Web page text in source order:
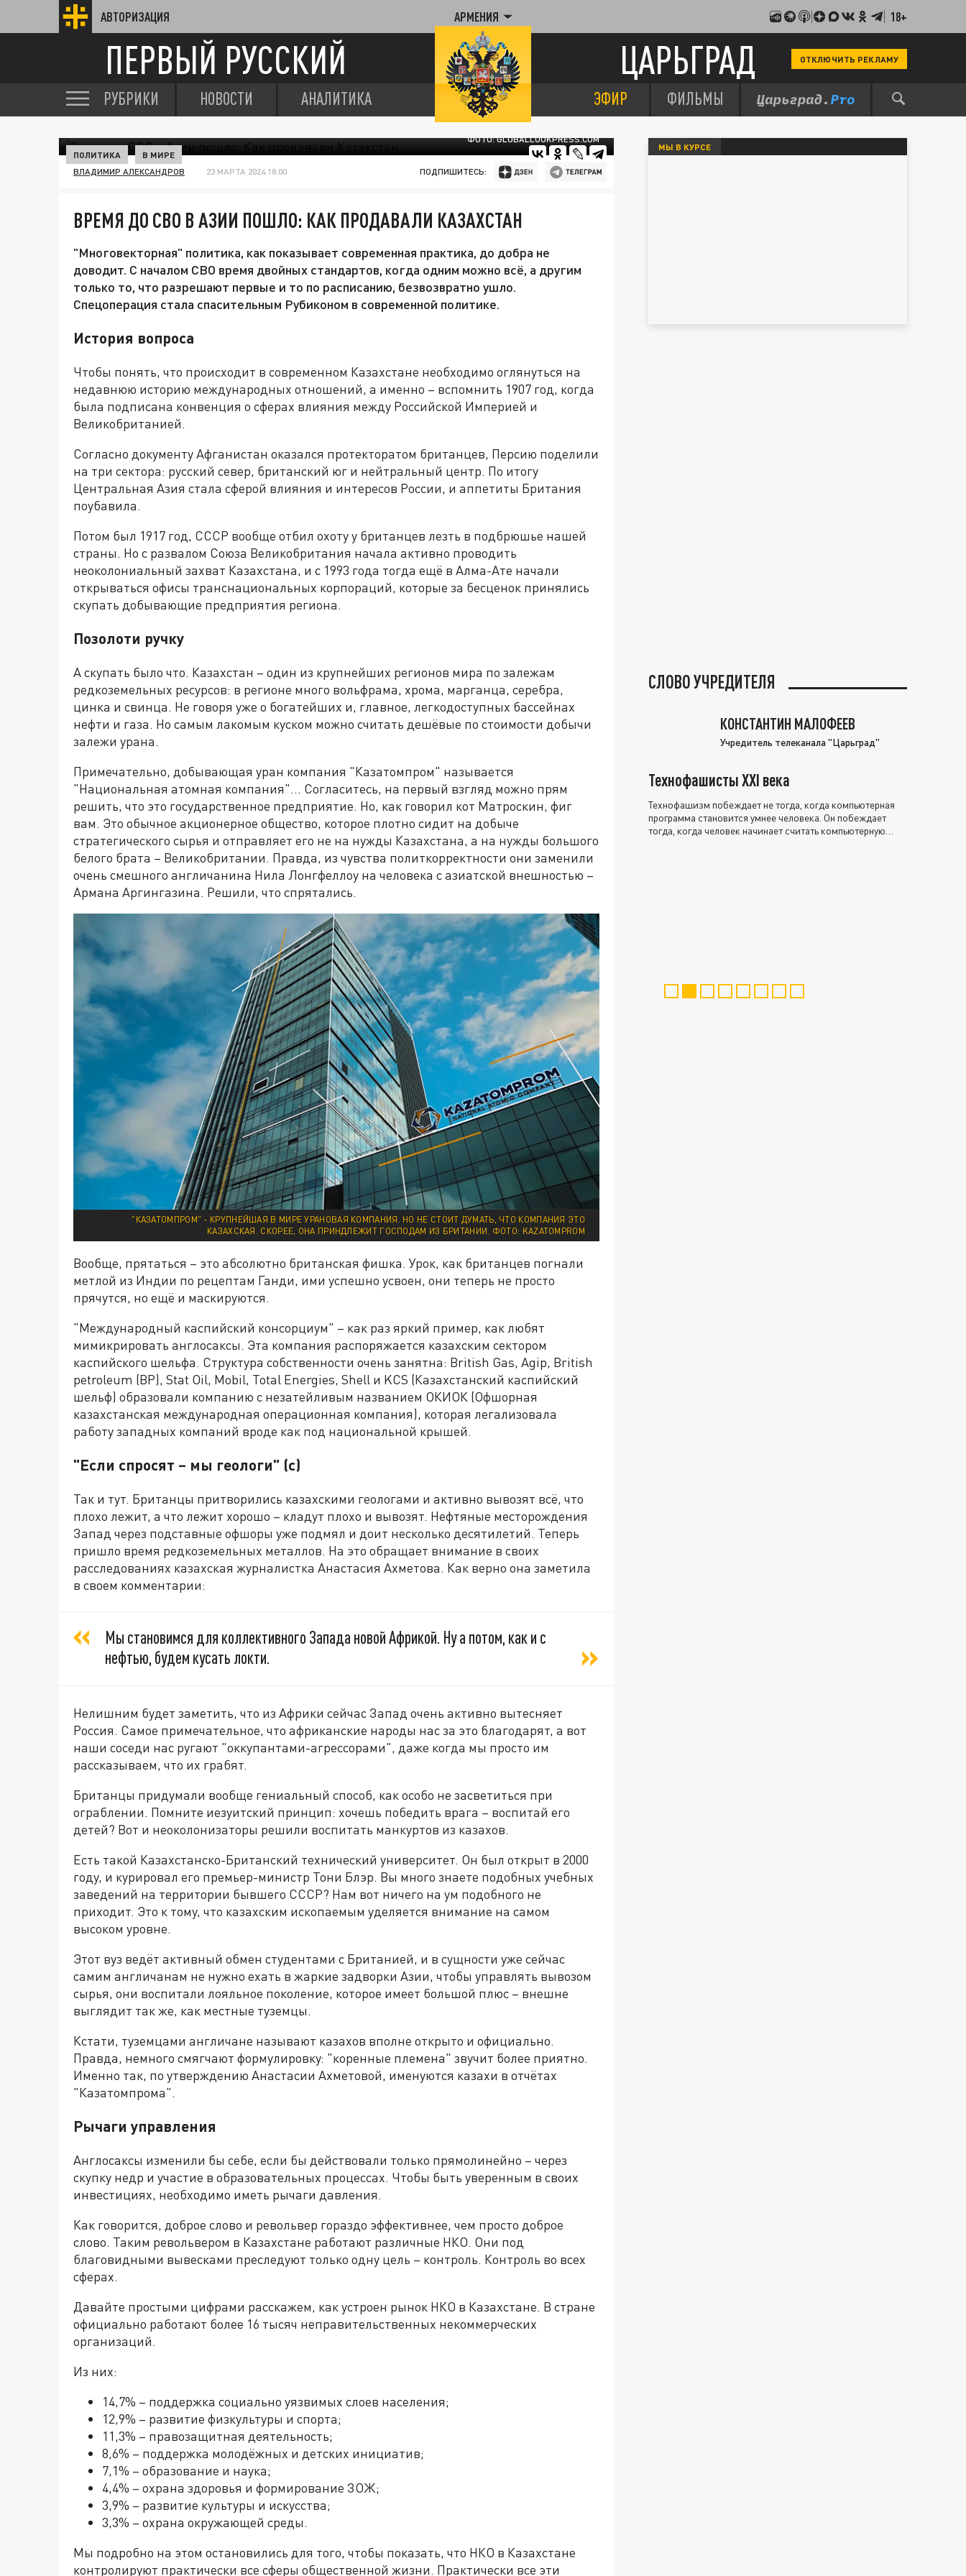
АВТОРИЗАЦИЯ АРМЕНИЯ 18+
ПЕРВЫЙ РУССКИЙ ЦАРЬГРАД ОТКЛЮЧИТЬ РЕКЛАМУ
РУБРИКИ НОВОСТИ АНАЛИТИКА ЭФИР ФИЛЬМЫ
ФОТО: GLOBALLOOKPRESS.COM
ПОЛИТИКА В МИРЕ
ВЛАДИМИР АЛЕКСАНДРОВ 23 МАРТА 2024 18:00 ПОДПИШИТЕСЬ:
ВРЕМЯ ДО СВО В АЗИИ ПОШЛО: КАК ПРОДАВАЛИ КАЗАХСТАН
"Многовекторная" политика, как показывает современная практика, до добра не
доводит. С началом СВО время двойных стандартов, когда одним можно всё, а другим
только то, что разрешают первые и то по расписанию, безвозвратно ушло.
Спецоперация стала спасительным Рубиконом в современной политике.
История вопроса
Чтобы понять, что происходит в современном Казахстане необходимо оглянуться на
недавнюю историю международных отношений, а именно – вспомнить 1907 год, когда
была подписана конвенция о сферах влияния между Российской Империей и
Великобританией.
Согласно документу Афганистан оказался протекторатом британцев, Персию поделили
на три сектора: русский север, британский юг и нейтральный центр. По итогу
Центральная Азия стала сферой влияния и интересов России, и аппетиты Британия
поубавила.
Потом был 1917 год, СССР вообще отбил охоту у британцев лезть в подбрюшье нашей
страны. Но с развалом Союза Великобритания начала активно проводить
неоколониальный захват Казахстана, и с 1993 года тогда ещё в Алма-Ате начали
открываться офисы транснациональных корпораций, которые за бесценок принялись
скупать добывающие предприятия региона.
Позолоти ручку
А скупать было что. Казахстан – один из крупнейших регионов мира по залежам
редкоземельных ресурсов: в регионе много вольфрама, хрома, марганца, серебра,
цинка и свинца. Не говоря уже о богатейших и, главное, легкодоступных бассейнах
нефти и газа. Но самым лакомым куском можно считать дешёвые по стоимости добычи
залежи урана.
Примечательно, добывающая уран компания "Казатомпром" называется
"Национальная атомная компания"… Согласитесь, на первый взгляд можно прям
решить, что это государственное предприятие. Но, как говорил кот Матроскин, фиг
вам. Это обычное акционерное общество, которое плотно сидит на добыче
стратегического сырья и отправляет его не на нужды Казахстана, а на нужды большого
белого брата – Великобритании. Правда, из чувства политкорректности они заменили
очень смешного англичанина Нила Лонгфеллоу на человека с азиатской внешностью –
Армана Аргингазина. Решили, что спрятались.
"КАЗАТОМПРОМ" - КРУПНЕЙШАЯ В МИРЕ УРАНОВАЯ КОМПАНИЯ. НО НЕ СТОИТ ДУМАТЬ, ЧТО КОМПАНИЯ ЭТО
КАЗАХСКАЯ. СКОРЕЕ, ОНА ПРИНДЛЕЖИТ ГОСПОДАМ ИЗ БРИТАНИИ. ФОТО: KAZATOMPROM
Вообще, прятаться – это абсолютно британская фишка. Урок, как британцев погнали
метлой из Индии по рецептам Ганди, ими успешно усвоен, они теперь не просто
прячутся, но ещё и маскируются.
"Международный каспийский консорциум" – как раз яркий пример, как любят
мимикрировать англосаксы. Эта компания распоряжается казахским сектором
каспийского шельфа. Структура собственности очень занятна: British Gas, Agip, British
petroleum (BP), Stat Oil, Mobil, Total Energies, Shell и KCS (Казахстанский каспийский
шельф) образовали компанию с незатейливым названием ОКИОК (Офшорная
казахстанская международная операционная компания), которая легализовала
работу западных компаний вроде как под национальной крышей.
"Если спросят – мы геологи" (с)
Так и тут. Британцы притворились казахскими геологами и активно вывозят всё, что
плохо лежит, а что лежит хорошо – кладут плохо и вывозят. Нефтяные месторождения
Запад через подставные офшоры уже подмял и доит несколько десятилетий. Теперь
пришло время редкоземельных металлов. На это обращает внимание в своих
расследованиях казахская журналистка Анастасия Ахметова. Как верно она заметила
в своем комментарии:
Мы становимся для коллективного Запада новой Африкой. Ну а потом, как и с
нефтью, будем кусать локти.
Нелишним будет заметить, что из Африки сейчас Запад очень активно вытесняет
Россия. Самое примечательное, что африканские народы нас за это благодарят, а вот
наши соседи нас ругают "оккупантами-агрессорами", даже когда мы просто им
рассказываем, что их грабят.
Британцы придумали вообще гениальный способ, как особо не засветиться при
ограблении. Помните иезуитский принцип: хочешь победить врага – воспитай его
детей? Вот и неоколонизаторы решили воспитать манкуртов из казахов.
Есть такой Казахстанско-Британский технический университет. Он был открыт в 2000
году, и курировал его премьер-министр Тони Блэр. Вы много знаете подобных учебных
заведений на территории бывшего СССР? Нам вот ничего на ум подобного не
приходит. Это к тому, что казахским ископаемым уделяется внимание на самом
высоком уровне.
Этот вуз ведёт активный обмен студентами с Британией, и в сущности уже сейчас
самим англичанам не нужно ехать в жаркие задворки Азии, чтобы управлять вывозом
сырья, они воспитали лояльное поколение, которое имеет большой плюс – внешне
выглядит так же, как местные туземцы.
Кстати, туземцами англичане называют казахов вполне открыто и официально.
Правда, немного смягчают формулировку: "коренные племена" звучит более приятно.
Именно так, по утверждению Анастасии Ахметовой, именуются казахи в отчётах
"Казатомпрома".
Рычаги управления
Англосаксы изменили бы себе, если бы действовали только прямолинейно – через
скупку недр и участие в образовательных процессах. Чтобы быть уверенным в своих
инвестициях, необходимо иметь рычаги давления.
Как говорится, доброе слово и револьвер гораздо эффективнее, чем просто доброе
слово. Таким револьвером в Казахстане работают различные НКО. Они под
благовидными вывесками преследуют только одну цель – контроль. Контроль во всех
сферах.
Давайте простыми цифрами расскажем, как устроен рынок НКО в Казахстане. В стране
официально работают более 16 тысяч неправительственных некоммерческих
организаций.
Из них:
14,7% – поддержка социально уязвимых слоев населения;
12,9% – развитие физкультуры и спорта;
11,3% – правозащитная деятельность;
8,6% – поддержка молодёжных и детских инициатив;
7,1% – образование и наука;
4,4% – охрана здоровья и формирование ЗОЖ;
3,9% – развитие культуры и искусства;
3,3% – охрана окружающей среды.
Мы подробно на этом остановились для того, чтобы показать, что НКО в Казахстане
контролируют практически все сферы общественной жизни. Практически все эти
МЫ В КУРСЕ
СЛОВО УЧРЕДИТЕЛЯ
КОНСТАНТИН МАЛОФЕЕВ
Учредитель телеканала "Царьград"
Технофашисты XXI века
Технофашизм побеждает не тогда, когда компьютерная
программа становится умнее человека. Он побеждает
тогда, когда человек начинает считать компьютерную